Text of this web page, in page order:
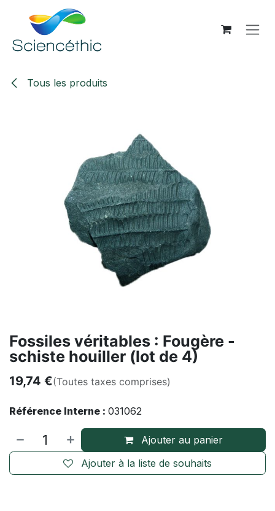
Se rendre au contenu
Tous les produits
Fossiles véritables : Fougère -
schiste houiller (lot de 4)
19,74 €(Toutes taxes comprises)
Référence Interne : 031062
Ajouter au panier
Ajouter à la liste de souhaits